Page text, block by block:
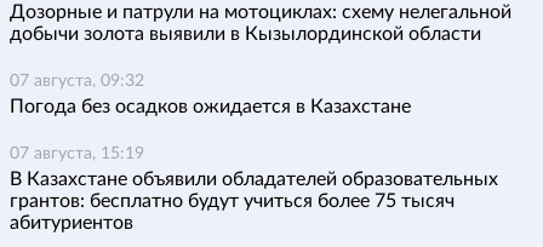
Дозорные и патрули на мотоциклах: схему нелегальной
добычи золота выявили в Кызылординской области
07 августа, 09:32
Погода без осадков ожидается в Казахстане
07 августа, 15:19
В Казахстане объявили обладателей образовательных
грантов: бесплатно будут учиться более 75 тысяч
абитуриентов